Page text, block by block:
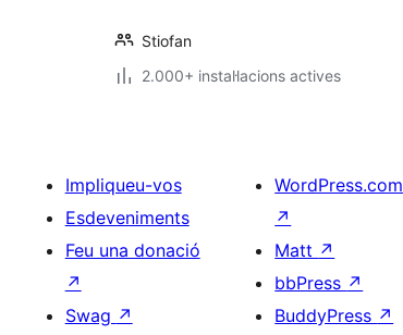
Stiofan
2.000+ instal·lacions actives
Impliqueu-vos
Esdeveniments
Feu una donació
↗
Swag ↗
WordPress.com
↗
Matt ↗
bbPress ↗
BuddyPress ↗